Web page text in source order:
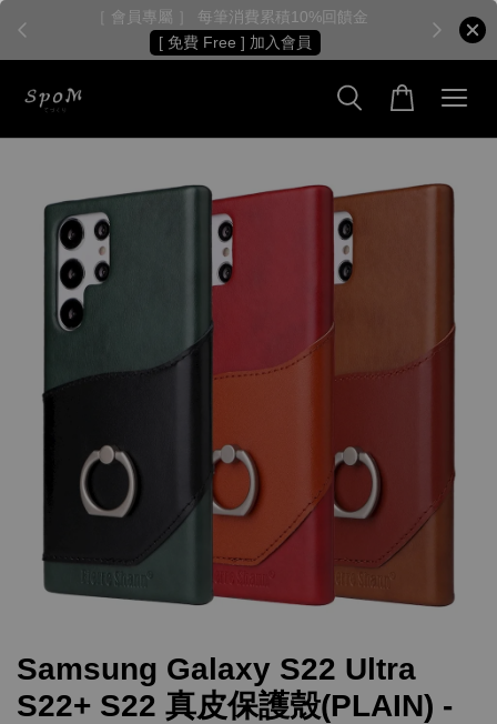
［ 會員首購 ］ 第一筆訂單折30元
全館滿 $590元 免運
Samsung Galaxy S22 Ultra
S22+ S22 真皮保護殼(PLAIN) -